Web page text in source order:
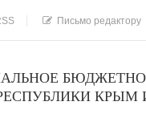
Письмо редактору
КРЫМ